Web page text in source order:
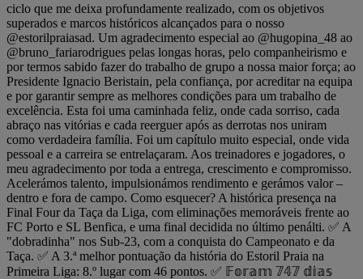
ciclo que me deixa profundamente realizado, com os objetivos
superados e marcos históricos alcançados para o nosso
@estorilpraiasad. Um agradecimento especial ao @hugopina_48 ao
@bruno_fariarodrigues pelas longas horas, pelo companheirismo e
por termos sabido fazer do trabalho de grupo a nossa maior força; ao
Presidente Ignacio Beristain, pela confiança, por acreditar na equipa
e por garantir sempre as melhores condições para um trabalho de
excelência. Esta foi uma caminhada feliz, onde cada sorriso, cada
abraço nas vitórias e cada reerguer após as derrotas nos uniram
como verdadeira família. Foi um capítulo muito especial, onde vida
pessoal e a carreira se entrelaçaram. Aos treinadores e jogadores, o
meu agradecimento por toda a entrega, crescimento e compromisso.
Acelerámos talento, impulsionámos rendimento e gerámos valor –
dentro e fora de campo. Como esquecer? A histórica presença na
Final Four da Taça da Liga, com eliminações memoráveis frente ao
FC Porto e SL Benfica, e uma final decidida no último penálti. ✅️ A
"dobradinha" nos Sub-23, com a conquista do Campeonato e da
Taça. ✅️ A 3.ª melhor pontuação da história do Estoril Praia na
Primeira Liga: 8.º lugar com 46 pontos. ✅️ 𝔽𝕠𝕣𝕒𝕞 𝟟𝟜𝟟 𝕕𝕚𝕒𝕤